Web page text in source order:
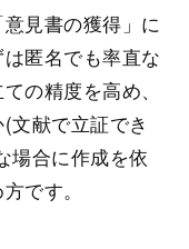
見書の獲得」に
匿名でも率直な
の精度を高め、
文献で立証でき
場合に作成を依
です。